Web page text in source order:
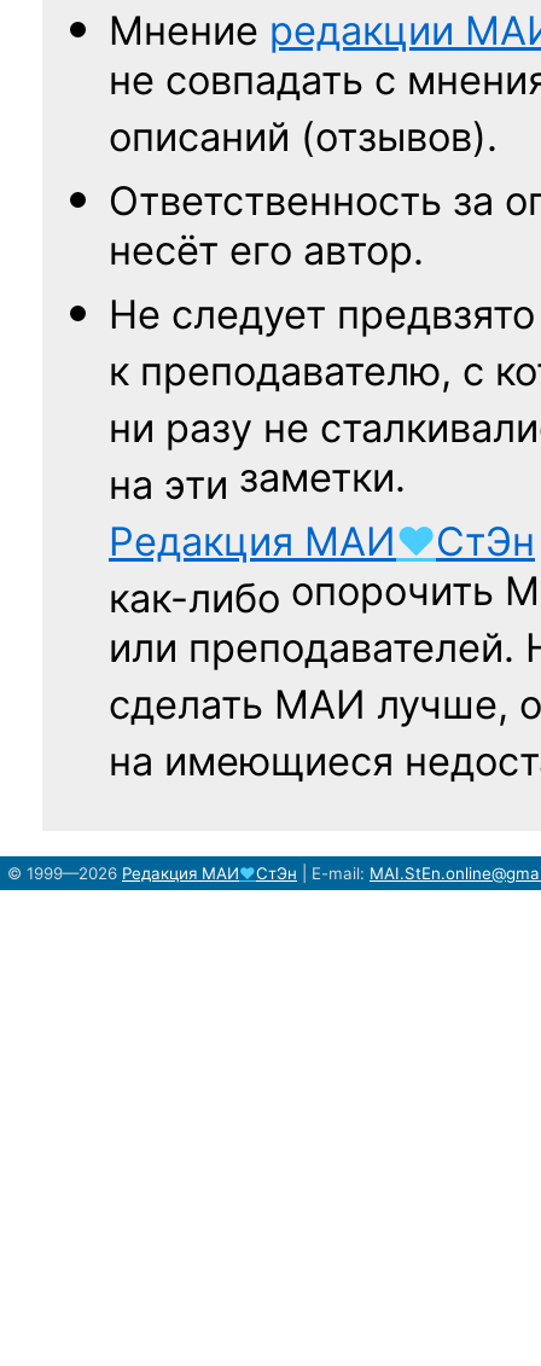
Мнение редакции
не совпадать с
описаний (отзывов).
Ответственность за
несёт его автор.
Не следует
к преподавателю, с
ни разу не
на эти заметки.
Редакция МАИ♥СтЭн
как-либо опорочить
или
сделать МАИ лучше,
на имеющиеся
© 1999—2026 Редакция МАИ♥СтЭн E-mail: